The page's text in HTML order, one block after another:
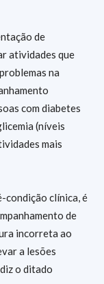
de
atividades que
na
com diabetes
(níveis
mais
condição clínica, é
de
incorreta ao
a lesões
o ditado